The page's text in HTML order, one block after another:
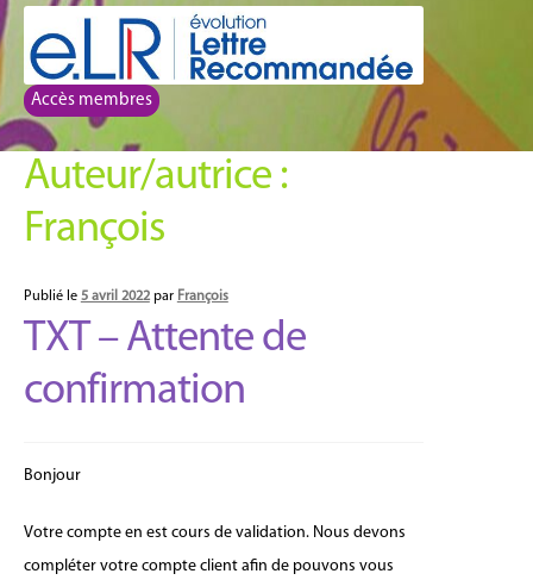
à
la
navigation
au
contenu
Accès membres
Auteur/autrice :
François
Publié le 5 avril 2022 par François
TXT – Attente de
confirmation
Bonjour
Votre compte en est cours de validation. Nous devons
compléter votre compte client afin de pouvons vous